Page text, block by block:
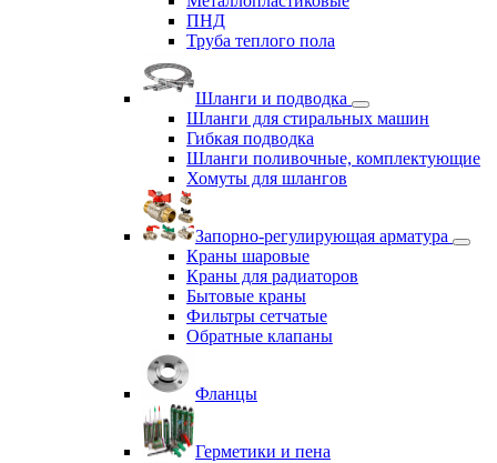
ПНД
Труба теплого пола
Шланги и подводка
Шланги для стиральных машин
Гибкая подводка
Шланги поливочные, комплектующие
Хомуты для шлангов
Запорно-регулирующая арматура
Краны шаровые
Краны для радиаторов
Бытовые краны
Фильтры сетчатые
Обратные клапаны
Фланцы
Герметики и пена